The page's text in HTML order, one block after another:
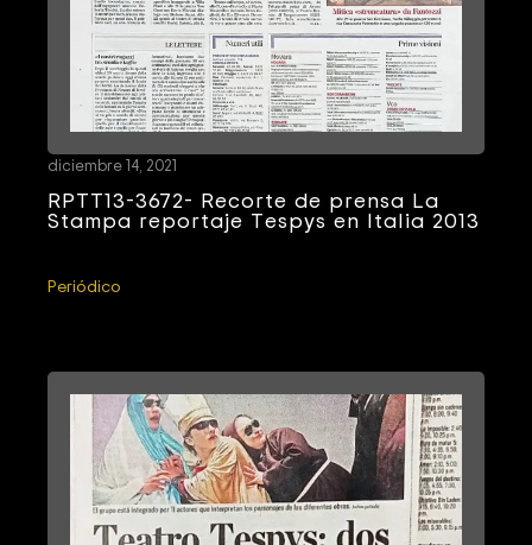
RPTT13-3672- Recorte de prensa La
Stampa reportaje Tespys en Italia 2013
diciembre 14, 2021
Periódico